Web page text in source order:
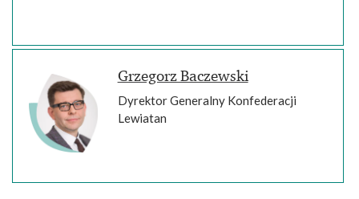
Grzegorz Baczewski
Dyrektor Generalny Konfederacji
Lewiatan